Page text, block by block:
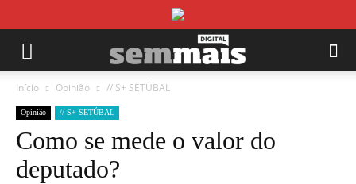
Início Opinião // S+ SETÚBAL
Opinião // S+ SETÚBAL
Como se mede o valor do
deputado?